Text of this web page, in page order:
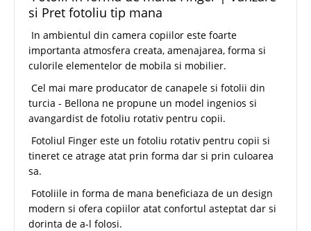
si Pret fotoliu tip mana
In ambientul din camera copiilor este foarte
importanta atmosfera creata, amenajarea, forma si
culorile elementelor de mobila si mobilier.
Cel mai mare producator de canapele si fotolii din
turcia - Bellona ne propune un model ingenios si
avangardist de fotoliu rotativ pentru copii.
Fotoliul Finger este un fotoliu rotativ pentru copii si
tineret ce atrage atat prin forma dar si prin culoarea
sa.
Fotoliile in forma de mana beneficiaza de un design
modern si ofera copiilor atat confortul asteptat dar si
dorinta de a-l folosi.